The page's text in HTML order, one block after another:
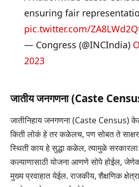
ensuring fair
pic.twitter.com/
— Congress (@INCIndia)
2023
जातीय जनगणना (Caste
जातीनिहाय जनगणना (Caste Census)
किती लोकं हे तर कळेलच, पण सोबत ते
स्थिती काय हे सुद्धा कळेल, त्यामुळे सरकारला
कल्याणासाठी योजना आणणे सोपे होईल,
मुख्य प्रवाहात येईल. राजकीय, शैक्षणिक